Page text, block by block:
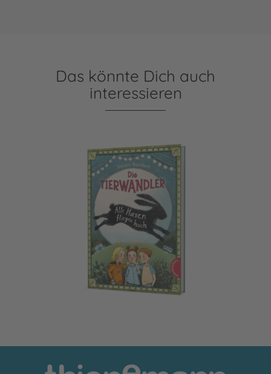
Das könnte Dich auch
interessieren
Die Tierwandler 2: Alle Hasen fliegen hoch